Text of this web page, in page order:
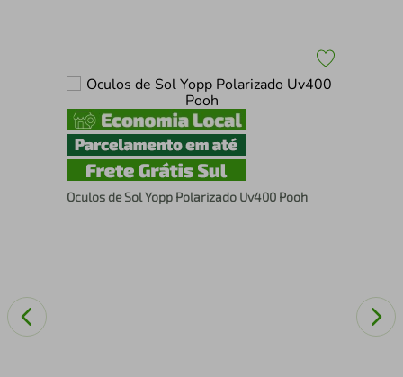
Oculos de Sol Yopp Polarizado Uv400 Pooh